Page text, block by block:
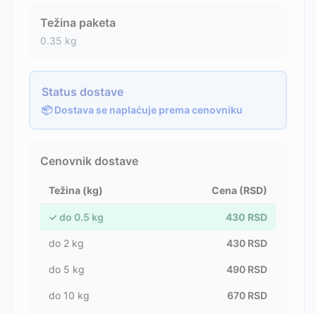
Težina paketa
0.35 kg
Status dostave
📦 Dostava se naplaćuje prema cenovniku
Cenovnik dostave
Težina (kg) Cena (RSD)
✓ do 0.5 kg 430 RSD
do 2 kg 430 RSD
do 5 kg 490 RSD
do 10 kg 670 RSD